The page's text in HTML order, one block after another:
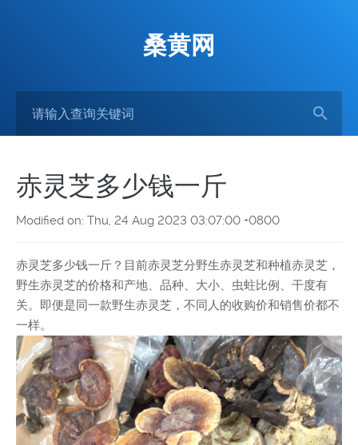
桑黄网
赤灵芝多少钱一斤
Modified on: Thu, 24 Aug 2023 03:07:00 +0800
赤灵芝多少钱一斤？目前赤灵芝分野生赤灵芝和种植赤灵芝，
野生赤灵芝的价格和产地、品种、大小、虫蛀比例、干度有
关。即便是同一款野生赤灵芝，不同人的收购价和销售价都不
一样。